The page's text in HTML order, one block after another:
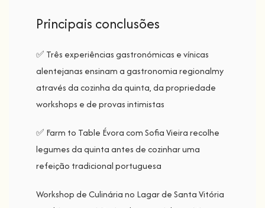
Principais conclusões
✅ Três experiências gastronómicas e vínicas
alentejanas ensinam a gastronomia regionalmy
através da cozinha da quinta, da propriedade
workshops e de provas intimistas
✅ Farm to Table Évora com Sofia Vieira recolhe
legumes da quinta antes de cozinhar uma
refeição tradicional portuguesa
Workshop de Culinária no Lagar de Santa Vitória